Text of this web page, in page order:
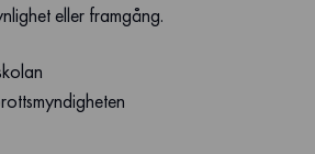
eller framgång.